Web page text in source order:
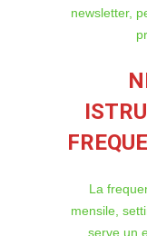
newsletter,
La
mensile,
serve un